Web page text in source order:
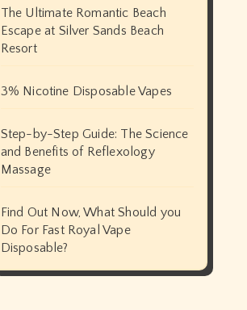
The Ultimate Romantic Beach
Escape at Silver Sands Beach
Resort
3% Nicotine Disposable Vapes
Step-by-Step Guide: The Science
and Benefits of Reflexology
Massage
Find Out Now, What Should you
Do For Fast Royal Vape
Disposable?